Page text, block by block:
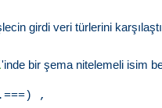
girdi veri türlerini
'inde bir şema nitelemeli isim